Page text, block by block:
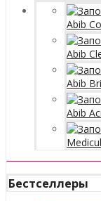
Abib
Abib
Abib
Abib
Бестселлеры